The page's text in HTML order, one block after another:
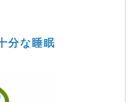
分な睡眠